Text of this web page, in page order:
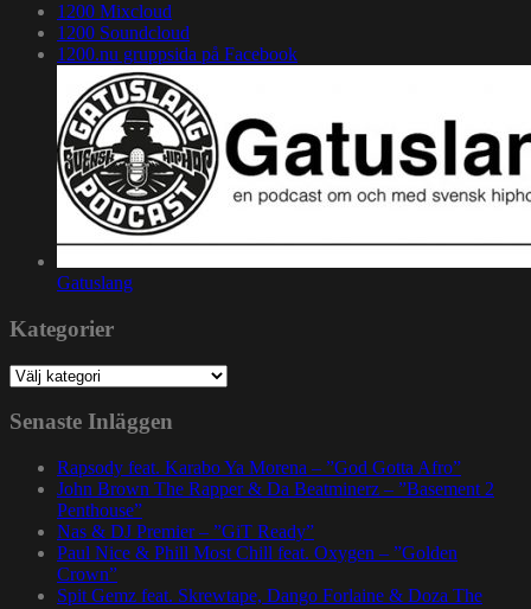
1200 Mixcloud
1200 Soundcloud
1200.nu gruppsida på Facebook
Gatuslang
Kategorier
Kategorier
Senaste Inläggen
Rapsody feat. Karabo Ya Morena – ”God Gotta Afro”
John Brown The Rapper & Da Beatminerz – ”Basement 2
Penthouse”
Nas & DJ Premier – ”GiT Ready”
Paul Nice & Phill Most Chill feat. Oxygen – ”Golden
Crown”
Spit Gemz feat. Skrewtape, Dango Forlaine & Doza The